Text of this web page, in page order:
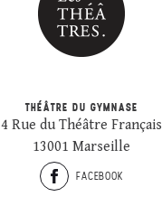
THÉÂTRE DU GYMNASE
4 Rue du Théâtre Français
13001 Marseille
FACEBOOK